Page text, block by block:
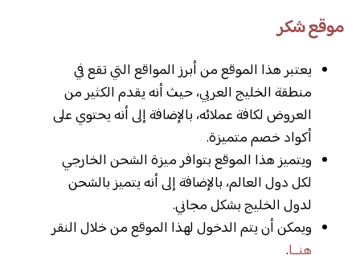
موقع شكر
يعتبر هذا الموقع من أبرز المواقع التي تقع في
منطقة الخليج العربي، حيث أنه يقدم الكثير من
العروض لكافة عملائه، بالإضافة إلى أنه يحتوي على
أكواد خصم متميزة.
ويتميز هذا الموقع بتوافر ميزة الشحن الخارجي
لكل دول العالم، بالإضافة إلى أنه يتميز بالشحن
لدول الخليج بشكل مجاني.
ويمكن أن يتم الدخول لهذا الموقع من خلال النقر
هنــا.